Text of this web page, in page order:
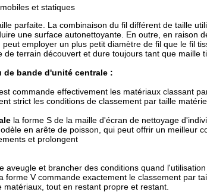
et statiques
parfaite. La combinaison du fil différent de taille
une surface autonettoyante. En outre, en raison
employer un plus petit diamètre de fil que le fil
terrain découvert et dure toujours tant que maille
bande d'unité centrale :
commande effectivement les matériaux classant
strict les conditions de classement par taille
la forme S de la maille d'écran de nettoyage
en arête de poisson, qui peut offrir un meilleur
et prolongent
et brancher des conditions quand
V commande exactement le classement par
tout en restant propre et restant.